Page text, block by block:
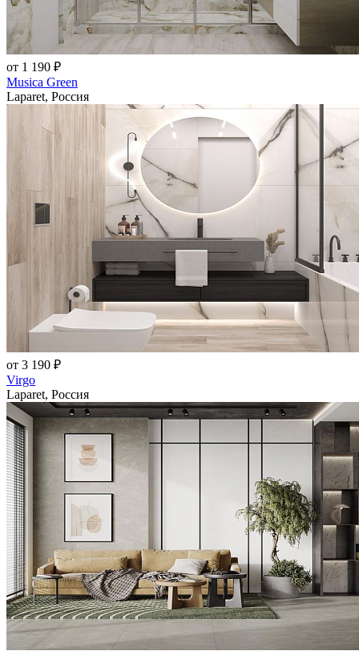
от 1 190 ₽
Musica Green
Laparet, Россия
от 3 190 ₽
Virgo
Laparet, Россия